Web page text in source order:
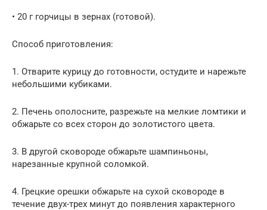
• 20 г горчицы в зернах (готовой).
Способ приготовления:
1. Отварите курицу до готовности, остудите и нарежьте
небольшими кубиками.
2. Печень ополосните, разрежьте на мелкие ломтики и
обжарьте со всех сторон до золотистого цвета.
3. В другой сковороде обжарьте шампиньоны,
нарезанные крупной соломкой.
4. Грецкие орешки обжарьте на сухой сковороде в
течение двух-трех минут до появления характерного